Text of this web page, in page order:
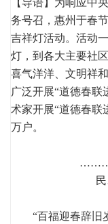
【导语】为响应中
务号召，惠州于春
吉祥灯活动。活动
灯，到各大主要社
喜气洋洋、文明祥
广泛开展“道德春联
术家开展“道德春联
万户。
“百福迎春辞旧岁